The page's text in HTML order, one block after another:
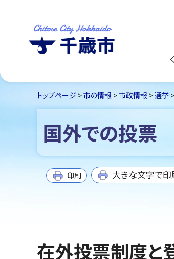
トップページ >市の情報 >市政情報 >選挙 >
国外での投票
印刷 大きな文字で印
在外投票制度と